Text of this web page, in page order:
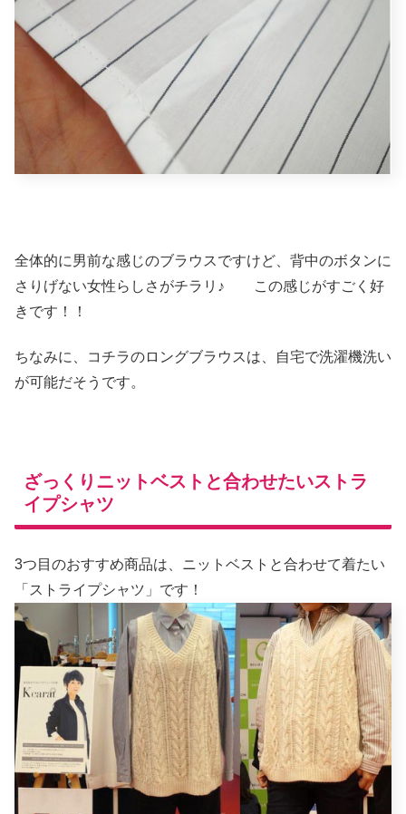
全体的に男前な感じのブラウスですけど、背中のボタンに
さりげない女性らしさがチラリ♪ この感じがすごく好
きです！！
ちなみに、コチラのロングブラウスは、自宅で洗濯機洗い
が可能だそうです。
ざっくりニットベストと合わせたいストラ
イプシャツ
3つ目のおすすめ商品は、ニットベストと合わせて着たい
「ストライプシャツ」です！